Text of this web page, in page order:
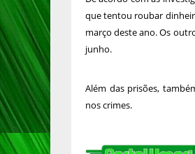
que tentou roubar
março deste ano. Os
junho.
Além das prisões,
nos crimes.